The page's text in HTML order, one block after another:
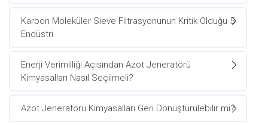
Karbon Moleküler Sieve Filtrasyonunun Kritik Olduğu 5
Endüstri
Enerji Verimliliği Açısından Azot Jeneratörü
Kimyasalları Nasıl Seçilmeli?
Azot Jeneratörü Kimyasalları Geri Dönüştürülebilir mi?